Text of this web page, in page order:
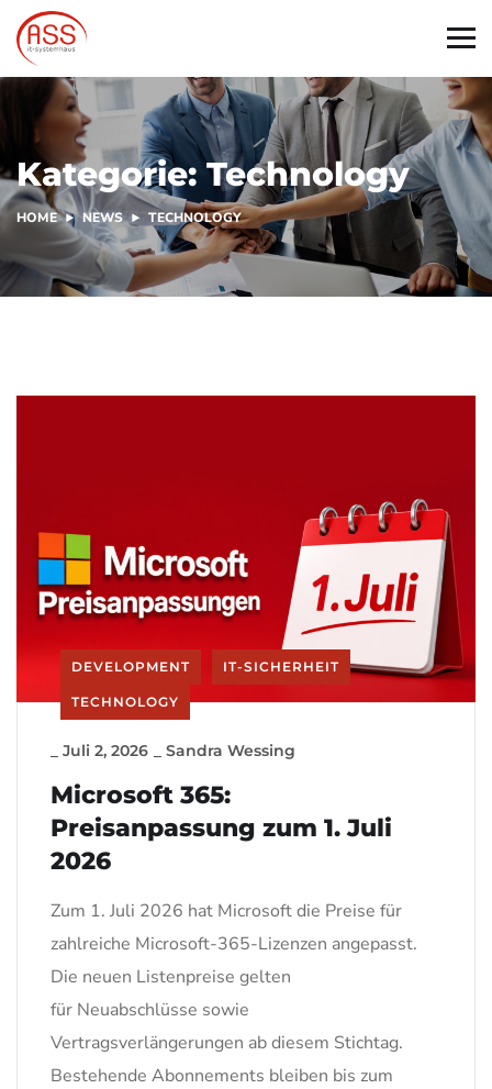
Kategorie:Technology
HOME NEWS TECHNOLOGY
DEVELOPMENT IT-SICHERHEIT
TECHNOLOGY
Juli 2, 2026 Sandra Wessing
Microsoft 365:
Preisanpassung zum 1. Juli
2026
Zum 1. Juli 2026 hat Microsoft die Preise für
zahlreiche Microsoft-365-Lizenzen angepasst.
Die neuen Listenpreise gelten
für Neuabschlüsse sowie
Vertragsverlängerungen ab diesem Stichtag.
Bestehende Abonnements bleiben bis zum